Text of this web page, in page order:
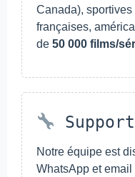
Canada),
françaises,
de 50 000 films/
Notre équipe est
WhatsApp et